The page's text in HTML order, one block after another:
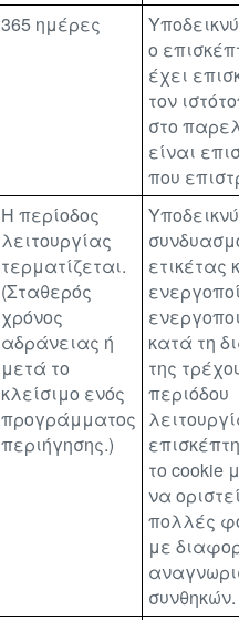
365 ημέρες
ο
έχει
τον
στο
είναι
που
Η περίοδος
λειτουργίας
τερματίζεται.
(Σταθερός
χρόνος
αδράνειας ή
μετά το
κλείσιμο ενός
προγράμματος
περιήγησης.)
ετικέτας
κατά τη
της
περιόδου
το cookie
να
πολλές
με
συνθηκών.